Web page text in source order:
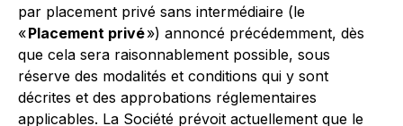
par placement privé sans intermédiaire (le
«Placement privé») annoncé précédemment, dès
que cela sera raisonnablement possible, sous
réserve des modalités et conditions qui y sont
décrites et des approbations réglementaires
applicables. La Société prévoit actuellement que le